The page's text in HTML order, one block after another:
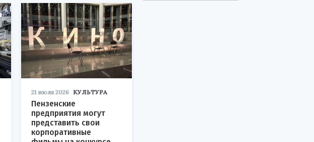
21 июля 2026 КУЛЬТУРА
Пензенские
предприятия могут
представить свои
корпоративные